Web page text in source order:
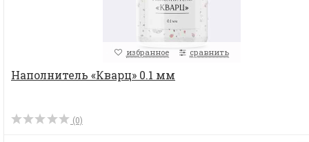
избранное сравнить
Наполнитель «Кварц» 0.1 мм
(0)